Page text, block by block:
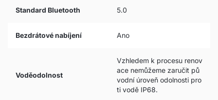
Standard Bluetooth 5.0
Bezdrátové nabíjení Ano
Voděodolnost
Vzhledem k procesu renov
ace nemůžeme zaručit pů
vodní úroveň odolnosti pro
ti vodě IP68.